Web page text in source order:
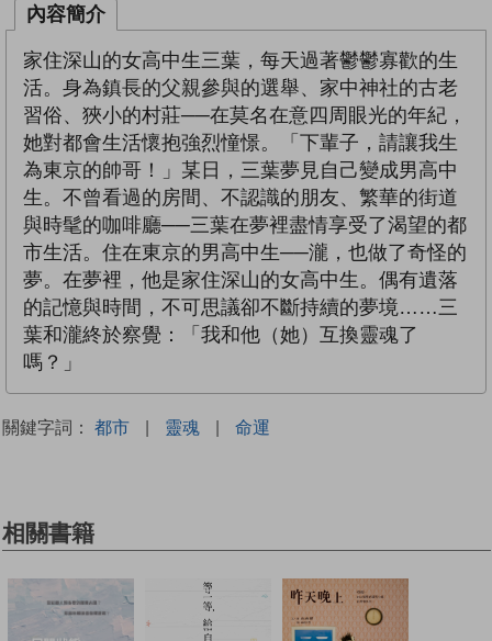
內容簡介
家住深山的女高中生三葉，每天過著鬱鬱寡歡的生
活。身為鎮長的父親參與的選舉、家中神社的古老
習俗、狹小的村莊──在莫名在意四周眼光的年紀，
她對都會生活懷抱強烈憧憬。「下輩子，請讓我生
為東京的帥哥！」某日，三葉夢見自己變成男高中
生。不曾看過的房間、不認識的朋友、繁華的街道
與時髦的咖啡廳──三葉在夢裡盡情享受了渴望的都
市生活。住在東京的男高中生──瀧，也做了奇怪的
夢。在夢裡，他是家住深山的女高中生。偶有遺落
的記憶與時間，不可思議卻不斷持續的夢境……三
葉和瀧終於察覺：「我和他（她）互換靈魂了
嗎？」
關鍵字詞： 都市 | 靈魂 | 命運
相關書籍